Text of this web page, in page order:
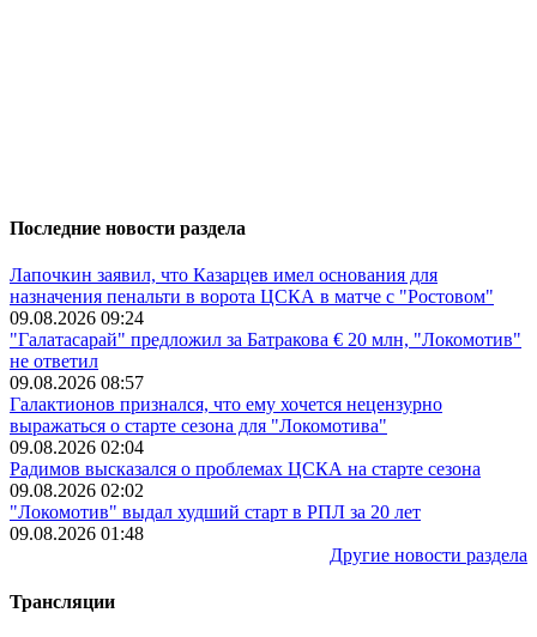
Последние новости раздела
Лапочкин заявил, что Казарцев имел основания для
назначения пенальти в ворота ЦСКА в матче с "Ростовом"
09.08.2026 09:24
"Галатасарай" предложил за Батракова € 20 млн, "Локомотив"
не ответил
09.08.2026 08:57
Галактионов признался, что ему хочется нецензурно
выражаться о старте сезона для "Локомотива"
09.08.2026 02:04
Радимов высказался о проблемах ЦСКА на старте сезона
09.08.2026 02:02
"Локомотив" выдал худший старт в РПЛ за 20 лет
09.08.2026 01:48
Другие новости раздела
Трансляции